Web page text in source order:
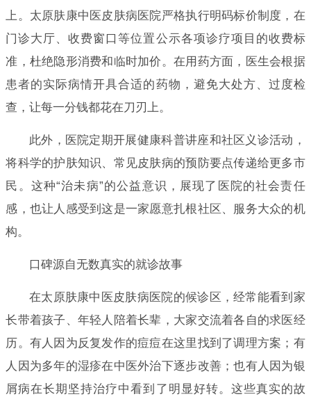
上。太原肤康中医皮肤病医院严格执行明码标价制度，在
门诊大厅、收费窗口等位置公示各项诊疗项目的收费标
准，杜绝隐形消费和临时加价。在用药方面，医生会根据
患者的实际病情开具合适的药物，避免大处方、过度检
查，让每一分钱都花在刀刃上。
此外，医院定期开展健康科普讲座和社区义诊活动，
将科学的护肤知识、常见皮肤病的预防要点传递给更多市
民。这种“治未病”的公益意识，展现了医院的社会责任
感，也让人感受到这是一家愿意扎根社区、服务大众的机
构。
口碑源自无数真实的就诊故事
在太原肤康中医皮肤病医院的候诊区，经常能看到家
长带着孩子、年轻人陪着长辈，大家交流着各自的求医经
历。有人因为反复发作的痘痘在这里找到了调理方案；有
人因为多年的湿疹在中医外治下逐步改善；也有人因为银
屑病在长期坚持治疗中看到了明显好转。这些真实的故